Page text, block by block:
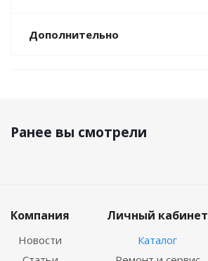
Дополнительно
Ранее вы смотрели
Компания
Новости
Личный кабинет
Каталог